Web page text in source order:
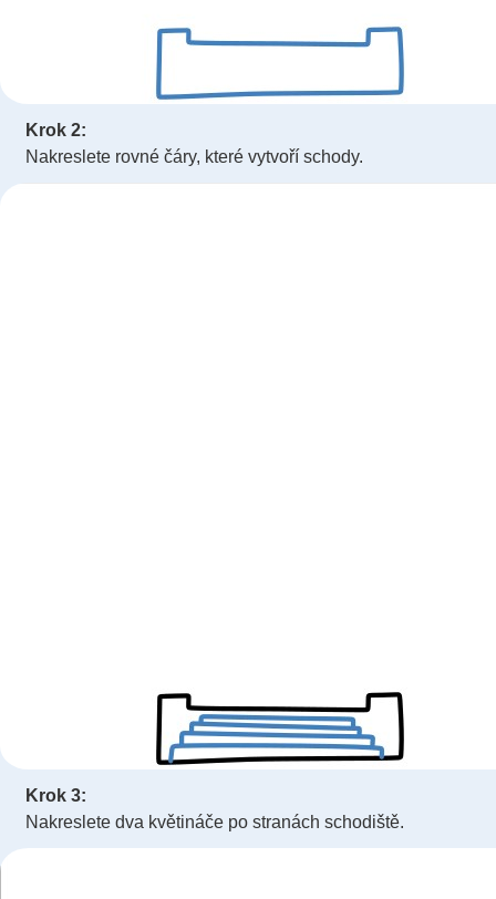
Krok 2:
Nakreslete rovné čáry, které vytvoří schody.
Krok 3:
Nakreslete dva květináče po stranách schodiště.